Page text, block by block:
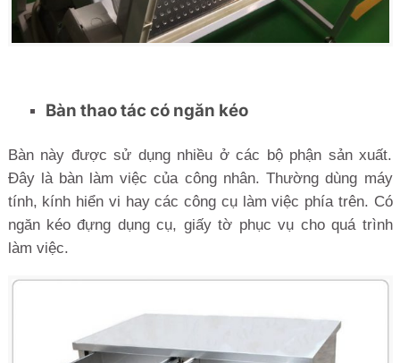
Bàn thao tác có ngăn kéo
Bàn này được sử dụng nhiều ở các bộ phận sản xuất.
Đây là bàn làm việc của công nhân. Thường dùng máy
tính, kính hiển vi hay các công cụ làm việc phía trên. Có
ngăn kéo đựng dụng cụ, giấy tờ phục vụ cho quá trình
làm việc.